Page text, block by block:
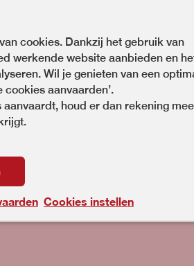
beelden mee te maken. Één 360°-
en een usb-stick voor het
cookies. Dankzij het gebruik van
werkende website aanbieden en
Wil je genieten van een
aanvaarden’.
houd er dan rekening
Cookies instellen